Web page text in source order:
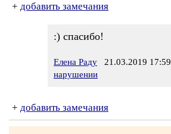
+ добавить замечания
:) спасибо!
Елена Раду 21.03.2019 17:59
нарушении
+ добавить замечания